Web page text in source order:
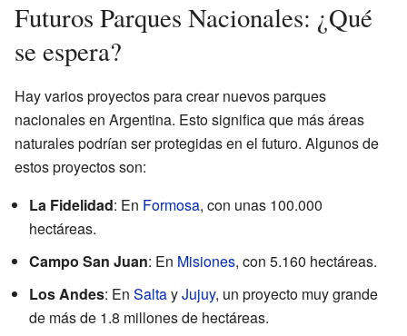
Futuros Parques Nacionales: ¿Qué
se espera?
Hay varios proyectos para crear nuevos parques
nacionales en Argentina. Esto significa que más áreas
naturales podrían ser protegidas en el futuro. Algunos de
estos proyectos son:
La Fidelidad: En Formosa, con unas 100.000
hectáreas.
Campo San Juan: En Misiones, con 5.160 hectáreas.
Los Andes: En SaltayJujuy, un proyecto muy grande
de más de 1.8 millones de hectáreas.